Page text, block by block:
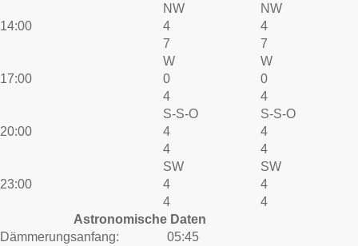
14:00
NW
4
7
NW
4
7
17:00
W
0
4
W
0
4
20:00
S-S-O
4
4
S-S-O
4
4
23:00
SW
4
4
SW
4
4
Astronomische Daten
Dämmerungsanfang:
05:45